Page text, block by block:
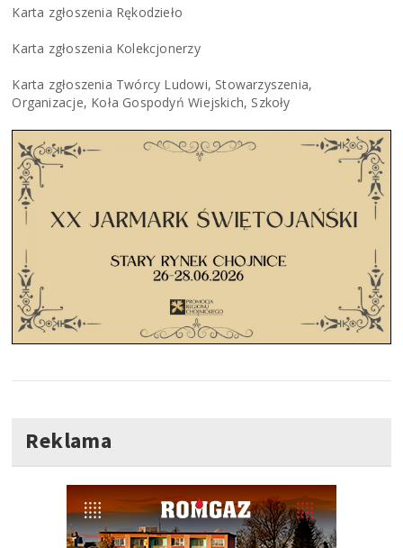
Karta zgłoszenia Rękodzieło
Karta zgłoszenia Kolekcjonerzy
Karta zgłoszenia Twórcy Ludowi, Stowarzyszenia,
Organizacje, Koła Gospodyń Wiejskich, Szkoły
Reklama